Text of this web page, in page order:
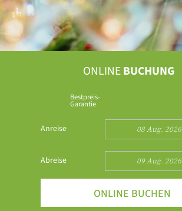
ONLINEBUCHUNG
Bestpreis-
Garantie
Anreise 08 Aug. 2026
Abreise 09 Aug. 2026
ONLINE BUCHEN